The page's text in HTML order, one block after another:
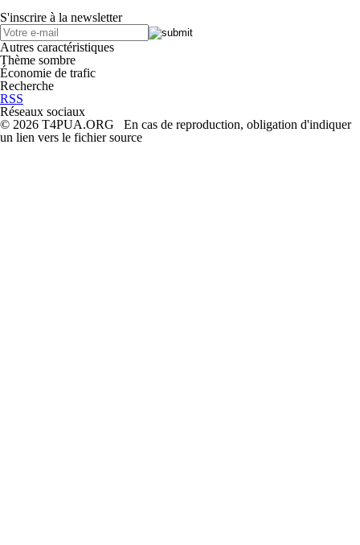
S'inscrire à la newsletter
Autres caractéristiques
Thème sombre
Économie de trafic
Recherche
RSS
Réseaux sociaux
© 2026 T4PUA.ORG En cas de reproduction, obligation d'indiquer
un lien vers le fichier source